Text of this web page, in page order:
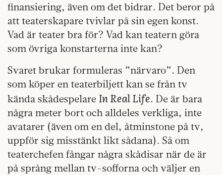
finansiering, även om det bidrar. Det beror på
att teaterskapare tvivlar på sin egen konst.
Vad är teater bra för? Vad kan teatern göra
som övriga konstarterna inte kan?
Svaret brukar formuleras ”närvaro”. Den
som köper en teaterbiljett kan se från tv
kända skådespelare In Real Life. De är bara
några meter bort och alldeles verkliga, inte
avatarer (även om en del, åtminstone på tv,
uppför sig misstänkt likt sådana). Så om
teaterchefen fångar några skådisar när de är
på språng mellan tv-sofforna och väljer en